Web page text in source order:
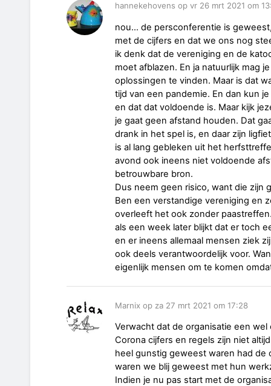
hannekehovens op vr 26 mrt 2021 om
nou... de persconferentie is
met de cijfers en dat we ons nog
ik denk dat de vereniging en de
moet afblazen. En ja natuurlijk mag
oplossingen te vinden. Maar is dat
tijd van een pandemie. En dan kun
en dat dat voldoende is. Maar kijk
je gaat geen afstand houden. Dat
drank in het spel is, en daar zijn
is al lang gebleken uit het
avond ook ineens niet voldoende
betrouwbare bron.
Dus neem geen risico, want die zijn
Ben een verstandige vereniging en
overleeft het ook zonder
als een week later blijkt dat er toch
en er ineens allemaal mensen ziek
ook deels verantwoordelijk voor.
eigenlijk mensen om te komen
Marnix op za 27 mrt 2021 om 17:28
Verwacht dat de organisatie een
Corona cijfers en regels zijn niet
heel gunstig geweest waren had de
waren we blij geweest met hun
Indien je nu pas start met de